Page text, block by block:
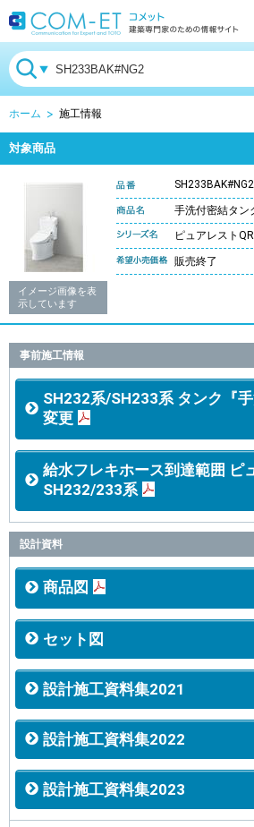
ホーム 施工情報
対象商品
イメージ画像を表
示しています
SH233BAK#NG2
手洗付密結タン
ピュアレストQR
販売終了
事前施工情報
SH232系/SH233系 タンク『
変更
給水フレキホース到達範囲 ピ
SH232/233系
設計資料
商品図
セット図
設計施工資料集2021
設計施工資料集2022
設計施工資料集2023